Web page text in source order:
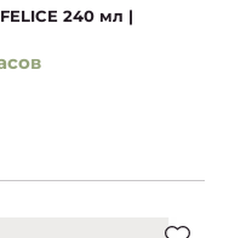
240 мл |